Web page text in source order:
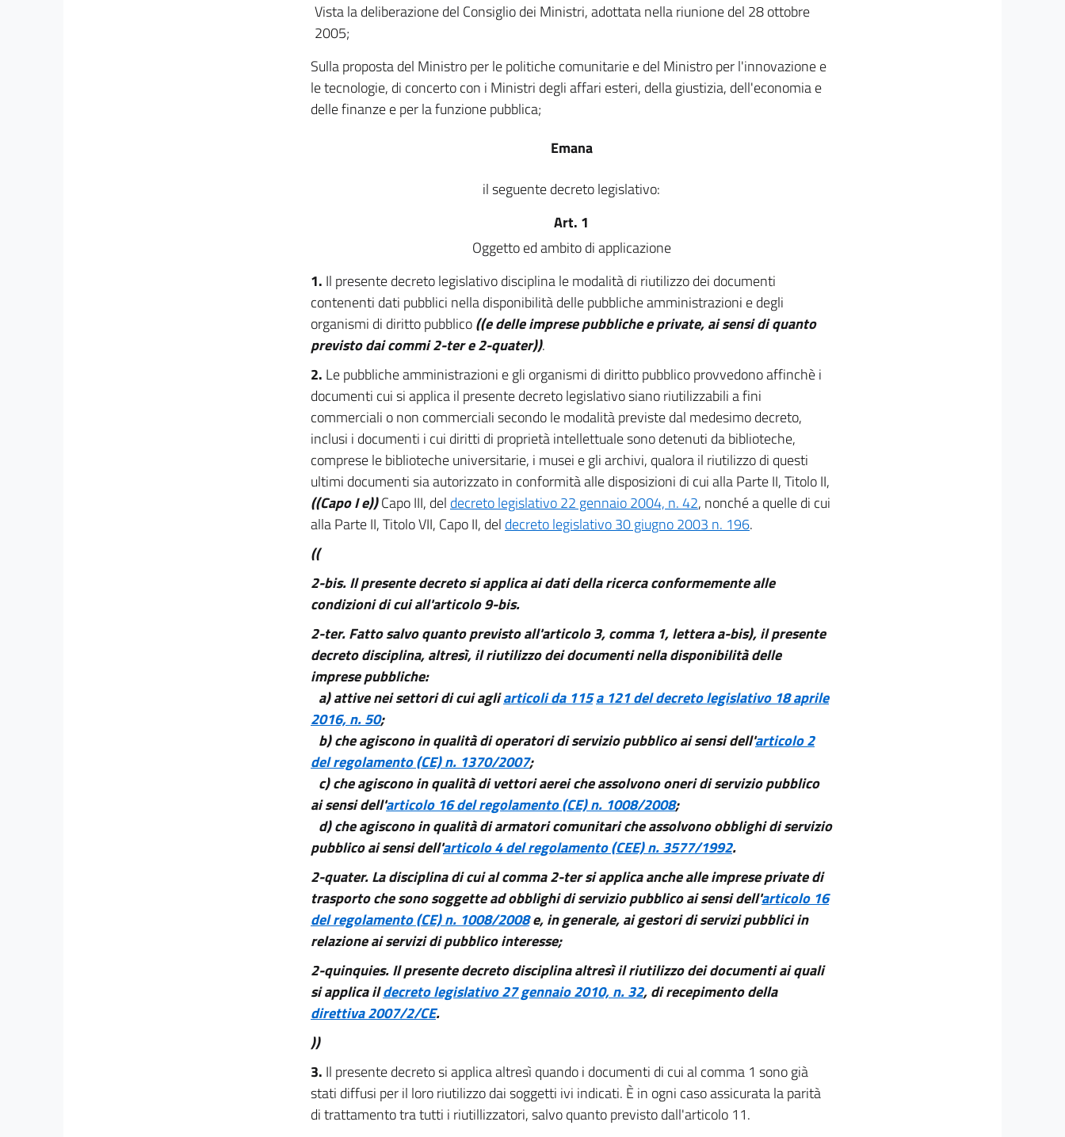
Vista la deliberazione del Consiglio dei Ministri, adottata nella riunione del 28 ottobre
2005;
Sulla proposta del Ministro per le politiche comunitarie e del Ministro per l'innovazione e
le tecnologie, di concerto con i Ministri degli affari esteri, della giustizia, dell'economia e
delle finanze e per la funzione pubblica;
Emana
il seguente decreto legislativo:
Art. 1
Oggetto ed ambito di applicazione
1. Il presente decreto legislativo disciplina le modalità di riutilizzo dei documenti
contenenti dati pubblici nella disponibilità delle pubbliche amministrazioni e degli
organismi di diritto pubblico((e delle imprese pubbliche e private, ai sensi di quanto
previsto dai commi 2-ter e 2-quater)).
2. Le pubbliche amministrazioni e gli organismi di diritto pubblico provvedono affinchè i
documenti cui si applica il presente decreto legislativo siano riutilizzabili a fini
commerciali o non commerciali secondo le modalità previste dal medesimo decreto,
inclusi i documenti i cui diritti di proprietà intellettuale sono detenuti da biblioteche,
comprese le biblioteche universitarie, i musei e gli archivi, qualora il riutilizzo di questi
ultimi documenti sia autorizzato in conformità alle disposizioni di cui alla Parte II, Titolo II,
((Capo I e))Capo III, del decreto legislativo 22 gennaio 2004, n. 42, nonché a quelle di cui
alla Parte II, Titolo VII, Capo II, del decreto legislativo 30 giugno 2003 n. 196.
((
2-bis.Il presente decreto si applica ai dati della ricerca conformemente alle
condizioni di cui all'articolo 9-bis.
2-ter.Fatto salvo quanto previsto all'articolo 3, comma 1, lettera a-bis), il presente
decreto disciplina, altresì, il riutilizzo dei documenti nella disponibilità delle
imprese pubbliche:
a) attive nei settori di cui agliarticoli da 115a 121 del decreto legislativo 18 aprile
2016, n. 50;
b) che agiscono in qualità di operatori di servizio pubblico ai sensi dell'articolo 2
del regolamento (CE) n. 1370/2007;
c) che agiscono in qualità di vettori aerei che assolvono oneri di servizio pubblico
ai sensi dell'articolo 16 del regolamento (CE) n. 1008/2008;
d) che agiscono in qualità di armatori comunitari che assolvono obblighi di servizio
pubblico ai sensi dell'articolo 4 del regolamento (CEE) n. 3577/1992.
2-quater.La disciplina di cui al comma 2-ter si applica anche alle imprese private di
trasporto che sono soggette ad obblighi di servizio pubblico ai sensi dell'articolo 16
del regolamento (CE) n. 1008/2008e, in generale, ai gestori di servizi pubblici in
relazione ai servizi di pubblico interesse;
2-quinquies.Il presente decreto disciplina altresì il riutilizzo dei documenti ai quali
si applica ildecreto legislativo 27 gennaio 2010, n. 32, di recepimento della
direttiva 2007/2/CE.
))
3. Il presente decreto si applica altresì quando i documenti di cui al comma 1 sono già
stati diffusi per il loro riutilizzo dai soggetti ivi indicati. È in ogni caso assicurata la parità
di trattamento tra tutti i riutillizzatori, salvo quanto previsto dall'articolo 11.